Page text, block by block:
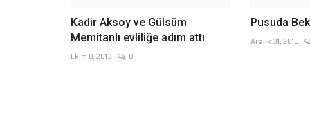
Kadir Aksoy ve Gülsüm
Memitanlı evliliğe adım attı
Ekim 8, 2013 0
Pusuda
Aralık 31, 2015